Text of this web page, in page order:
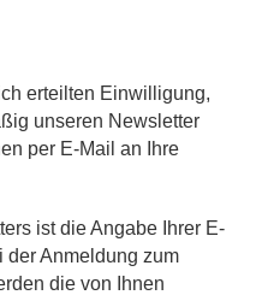
erteilten Einwilligung,
unseren Newsletter
per E-Mail an Ihre
ist die Angabe Ihrer E-
der Anmeldung zum
die von Ihnen